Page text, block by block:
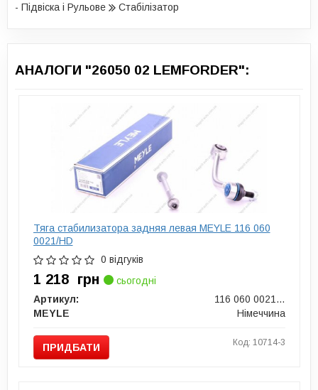
- Підвіска і Рульове
Стабілізатор
АНАЛОГИ "26050 02 LEMFORDER":
Тяга стабилизатора задняя левая MEYLE 116 060
0021/HD
0 відгуків
1 218 грн
сьогодні
Артикул:
116 060 0021/HD
MEYLE
Німеччина
ПРИДБАТИ Код: 10714-3